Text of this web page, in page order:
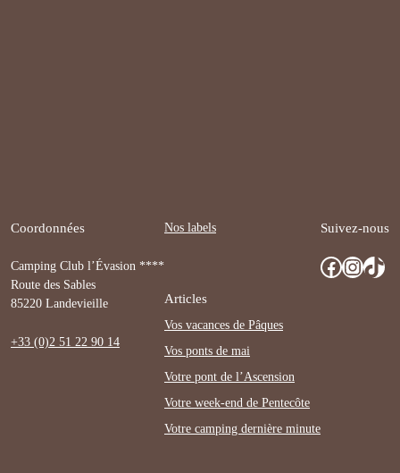
Coordonnées
Camping Club l’Évasion ****
Route des Sables
85220 Landevieille
+33 (0)2 51 22 90 14
Nos labels
Articles
Vos vacances de Pâques
Vos ponts de mai
Votre pont de l’Ascension
Votre week-end de Pentecôte
Votre camping dernière minute
Suivez-nous
Facebook InstagramTikTok